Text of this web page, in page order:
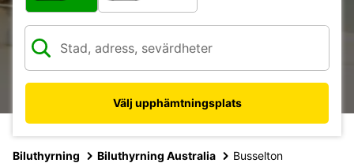
Välj upphämtningsplats
Biluthyrning Biluthyrning Australia Busselton